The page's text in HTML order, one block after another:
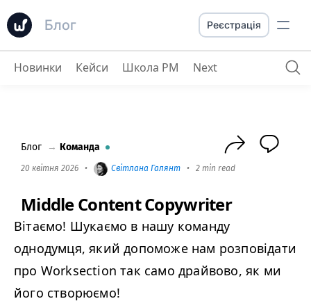
Блог
Middle Content Copywriter
Реєстрація
Новинки Кейси Школа PM Next
Блог → Команда
20 квітня 2026 • Світлана Галянт • 2 min read
Middle Content Copywriter
Вітаємо! Шукаємо в нашу команду
однодумця, який допоможе нам розповідати
про Worksection так само драйвово, як ми
його створюємо!